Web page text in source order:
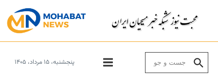
پنجشنبه، ۱۵ مرداد، ۱۴۰۵